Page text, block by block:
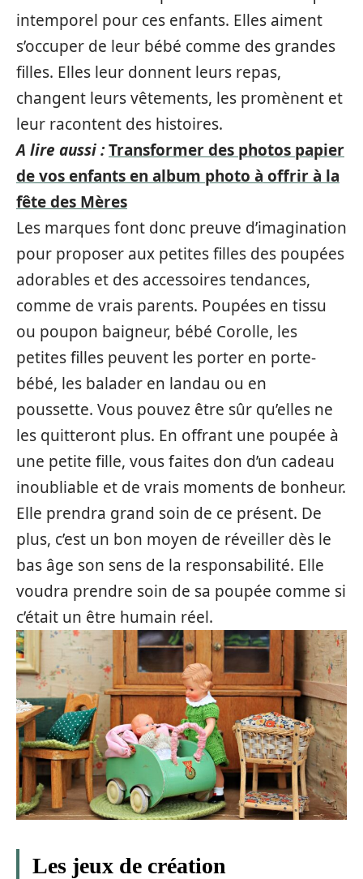
intemporel pour ces enfants. Elles aiment
s’occuper de leur bébé comme des grandes
filles. Elles leur donnent leurs repas,
changent leurs vêtements, les promènent et
leur racontent des histoires.
A lire aussi :Transformer des photos papier
de vos enfants en album photo à offrir à la
fête des Mères
Les marques font donc preuve d’imagination
pour proposer aux petites filles des poupées
adorables et des accessoires tendances,
comme de vrais parents. Poupées en tissu
ou poupon baigneur, bébé Corolle, les
petites filles peuvent les porter en porte-
bébé, les balader en landau ou en
poussette. Vous pouvez être sûr qu’elles ne
les quitteront plus. En offrant une poupée à
une petite fille, vous faites don d’un cadeau
inoubliable et de vrais moments de bonheur.
Elle prendra grand soin de ce présent. De
plus, c’est un bon moyen de réveiller dès le
bas âge son sens de la responsabilité. Elle
voudra prendre soin de sa poupée comme si
c’était un être humain réel.
Les jeux de création